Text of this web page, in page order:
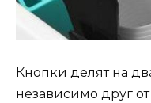
Кнопки делят на
независимо друг